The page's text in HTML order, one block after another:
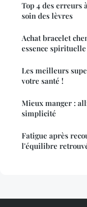
Top 4 des erreurs
soin des lèvres
Achat bracelet
essence spirituelle
Les meilleurs
votre santé !
Mieux manger :
simplicité
Fatigue après
l'équilibre